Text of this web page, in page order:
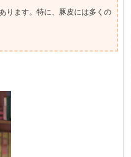
ります。特に、豚皮には多くの